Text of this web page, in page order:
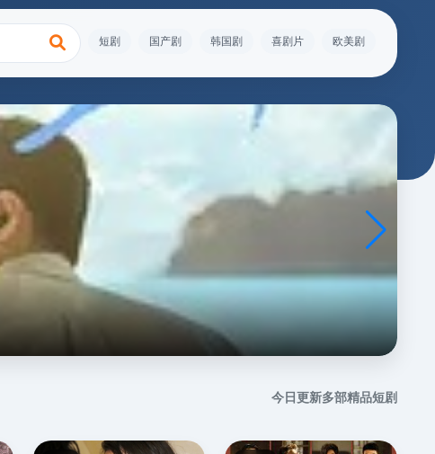
短剧 国产剧 韩国剧 喜剧片 欧美剧
今日更新多部精品短剧